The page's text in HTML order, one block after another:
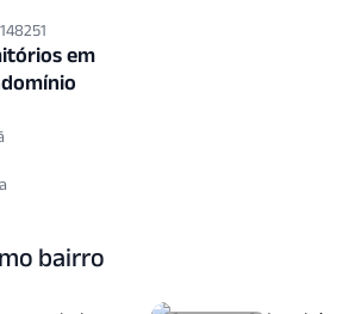
em
bairro